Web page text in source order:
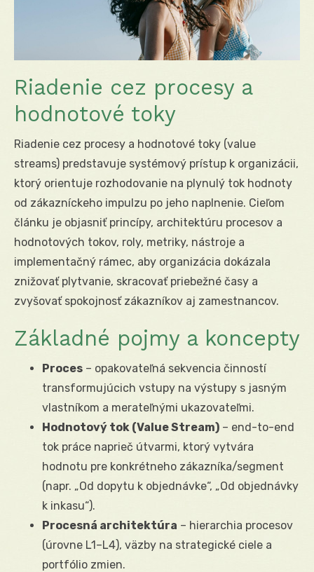
Riadenie cez procesy a
hodnotové toky
Riadenie cez procesy a hodnotové toky (value
streams) predstavuje systémový prístup k organizácii,
ktorý orientuje rozhodovanie na plynulý tok hodnoty
od zákazníckeho impulzu po jeho naplnenie. Cieľom
článku je objasniť princípy, architektúru procesov a
hodnotových tokov, roly, metriky, nástroje a
implementačný rámec, aby organizácia dokázala
znižovať plytvanie, skracovať priebežné časy a
zvyšovať spokojnosť zákazníkov aj zamestnancov.
Základné pojmy a koncepty
Proces – opakovateľná sekvencia činností
transformujúcich vstupy na výstupy s jasným
vlastníkom a merateľnými ukazovateľmi.
Hodnotový tok (Value Stream) – end-to-end
tok práce naprieč útvarmi, ktorý vytvára
hodnotu pre konkrétneho zákazníka/segment
(napr. „Od dopytu k objednávke“, „Od objednávky
k inkasu“).
Procesná architektúra – hierarchia procesov
(úrovne L1–L4), väzby na strategické ciele a
portfólio zmien.